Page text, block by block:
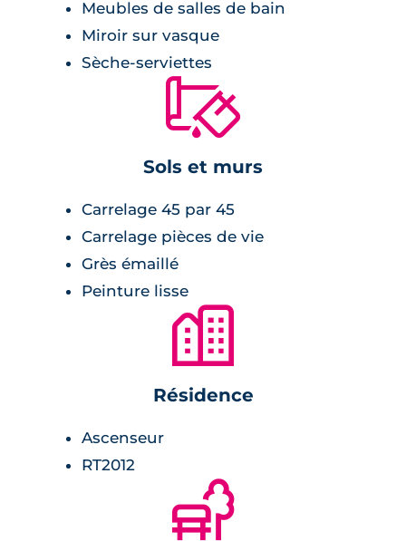
Meubles de salles de bain
Miroir sur vasque
Sèche-serviettes
🔨
Sols et murs
Carrelage 45 par 45
Carrelage pièces de vie
Grès émaillé
Peinture lisse
🏙
Résidence
Ascenseur
RT2012
🌲